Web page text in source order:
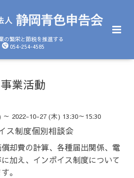
の繁栄と節税を推進する
054-254-4585
事業活動
2022-10-27 (木) 13:30～15:30
ス制度個別相談会
却費の計算、各種届出関係、電
加え、インボイス制度について
。